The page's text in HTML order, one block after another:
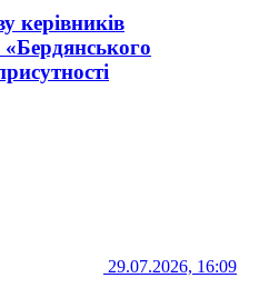
керівників
«Бердянського
29.07.2026, 16:09